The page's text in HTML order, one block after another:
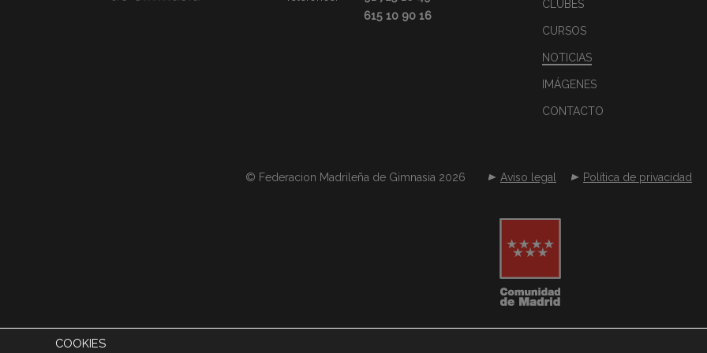
615 10 90 16
CLUBES
CURSOS
NOTICIAS
IMÁGENES
CONTACTO
© Federacion Madrileña de Gimnasia 2026 Aviso legal Política de privacidad
COOKIES